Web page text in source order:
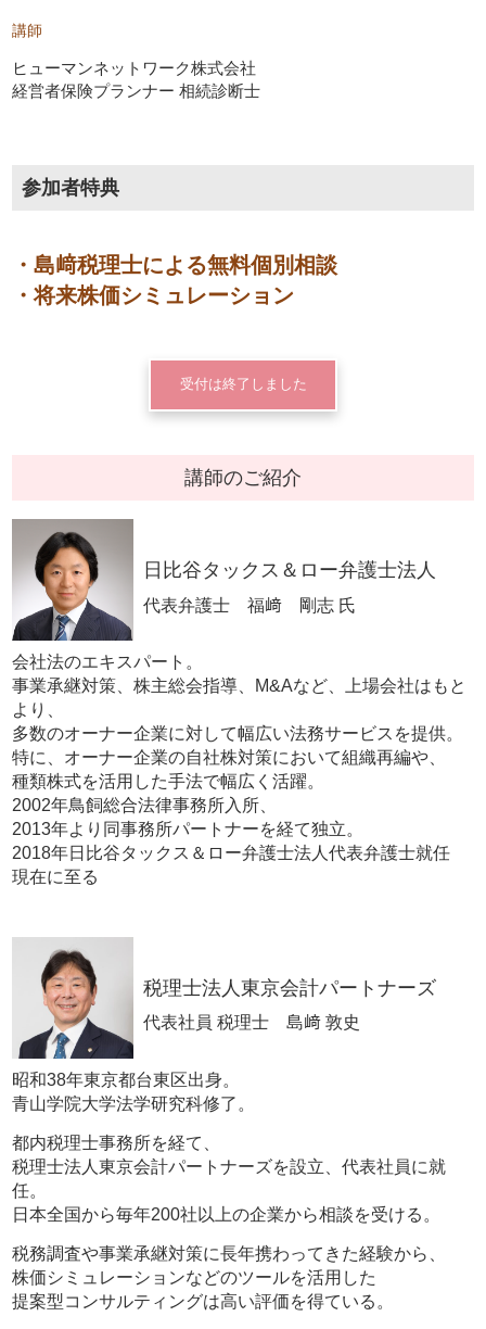
講師
ヒューマンネットワーク株式会社
経営者保険プランナー 相続診断士
参加者特典
・島﨑税理士による無料個別相談
・将来株価シミュレーション
受付は終了しました
講師のご紹介
日比谷タックス＆ロー弁護士法人
代表弁護士 福﨑 剛志 氏
会社法のエキスパート。
事業承継対策、株主総会指導、M&Aなど、上場会社はもと
より、
多数のオーナー企業に対して幅広い法務サービスを提供。
特に、オーナー企業の自社株対策において組織再編や、
種類株式を活用した手法で幅広く活躍。
2002年鳥飼総合法律事務所入所、
2013年より同事務所パートナーを経て独立。
2018年日比谷タックス＆ロー弁護士法人代表弁護士就任
現在に至る
税理士法人東京会計パートナーズ
代表社員 税理士 島﨑 敦史
昭和38年東京都台東区出身。
青山学院大学法学研究科修了。
都内税理士事務所を経て、
税理士法人東京会計パートナーズを設立、代表社員に就
任。
日本全国から毎年200社以上の企業から相談を受ける。
税務調査や事業承継対策に長年携わってきた経験から、
株価シミュレーションなどのツールを活用した
提案型コンサルティングは高い評価を得ている。